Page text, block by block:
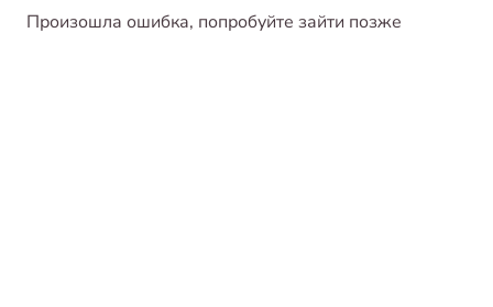
Произошла ошибка, попробуйте зайти позже